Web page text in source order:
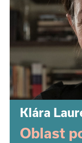
Klára
Oblast